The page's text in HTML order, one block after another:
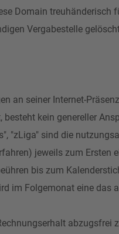
Domain
Vergabestelle
an seiner Internet-
kein genereller
"zLiga" sind die
jeweils zum Ersten
bis zum
im Folgemonat eine
abzugsfrei